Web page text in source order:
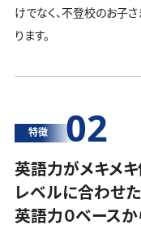
けでなく、不登校のお子
ります。
特徴 02
英語力がメキメ
レベルに合わせた
英語力０ベース